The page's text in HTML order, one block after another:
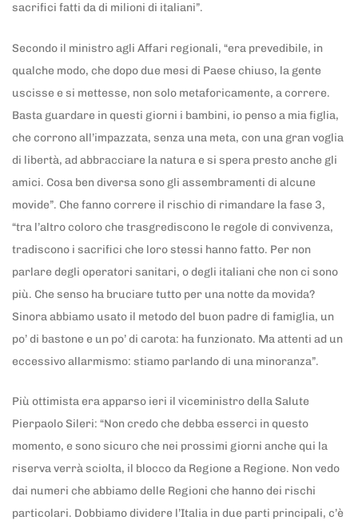
sacrifici fatti da di milioni di italiani”.
Secondo il ministro agli Affari regionali, “era prevedibile, in
qualche modo, che dopo due mesi di Paese chiuso, la gente
uscisse e si mettesse, non solo metaforicamente, a correre.
Basta guardare in questi giorni i bambini, io penso a mia figlia,
che corrono all’impazzata, senza una meta, con una gran voglia
di libertà, ad abbracciare la natura e si spera presto anche gli
amici. Cosa ben diversa sono gli assembramenti di alcune
movide”. Che fanno correre il rischio di rimandare la fase 3,
“tra l’altro coloro che trasgrediscono le regole di convivenza,
tradiscono i sacrifici che loro stessi hanno fatto. Per non
parlare degli operatori sanitari, o degli italiani che non ci sono
più. Che senso ha bruciare tutto per una notte da movida?
Sinora abbiamo usato il metodo del buon padre di famiglia, un
po’ di bastone e un po’ di carota: ha funzionato. Ma attenti ad un
eccessivo allarmismo: stiamo parlando di una minoranza”.
Più ottimista era apparso ieri il viceministro della Salute
Pierpaolo Sileri: “Non credo che debba esserci in questo
momento, e sono sicuro che nei prossimi giorni anche qui la
riserva verrà sciolta, il blocco da Regione a Regione. Non vedo
dai numeri che abbiamo delle Regioni che hanno dei rischi
particolari. Dobbiamo dividere l’Italia in due parti principali, c’è